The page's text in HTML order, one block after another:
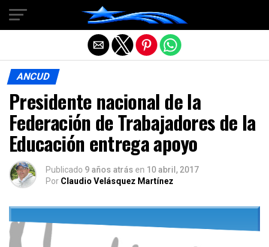
ANCUD
Presidente nacional de la
Federación de Trabajadores de la
Educación entrega apoyo
Publicado 9 años atrás en 10 abril, 2017
Por Claudio Velásquez Martínez
Salir de la versión móvil